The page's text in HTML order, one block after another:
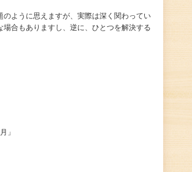
ように思えますが、実際は深く関わってい
合もありますし、逆に、ひとつを解決する
」